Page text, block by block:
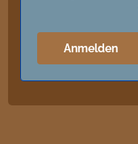
Anmelden